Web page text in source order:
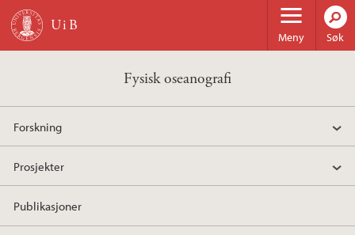
Hopp til hovedinnhold
Meny Søk
Fysisk oseanografi
Forskning
Prosjekter
Publikasjoner